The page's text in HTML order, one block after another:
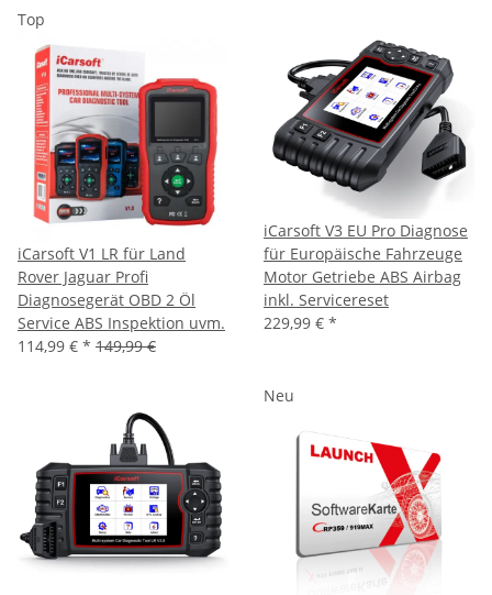
Top
iCarsoft V1 LR für Land
Rover Jaguar Profi
Diagnosegerät OBD 2 Öl
Service ABS Inspektion uvm.
114,99 € * 149,99 €
iCarsoft V3 EU Pro Diagnose
für Europäische Fahrzeuge
Motor Getriebe ABS Airbag
inkl. Servicereset
229,99 € *
Neu